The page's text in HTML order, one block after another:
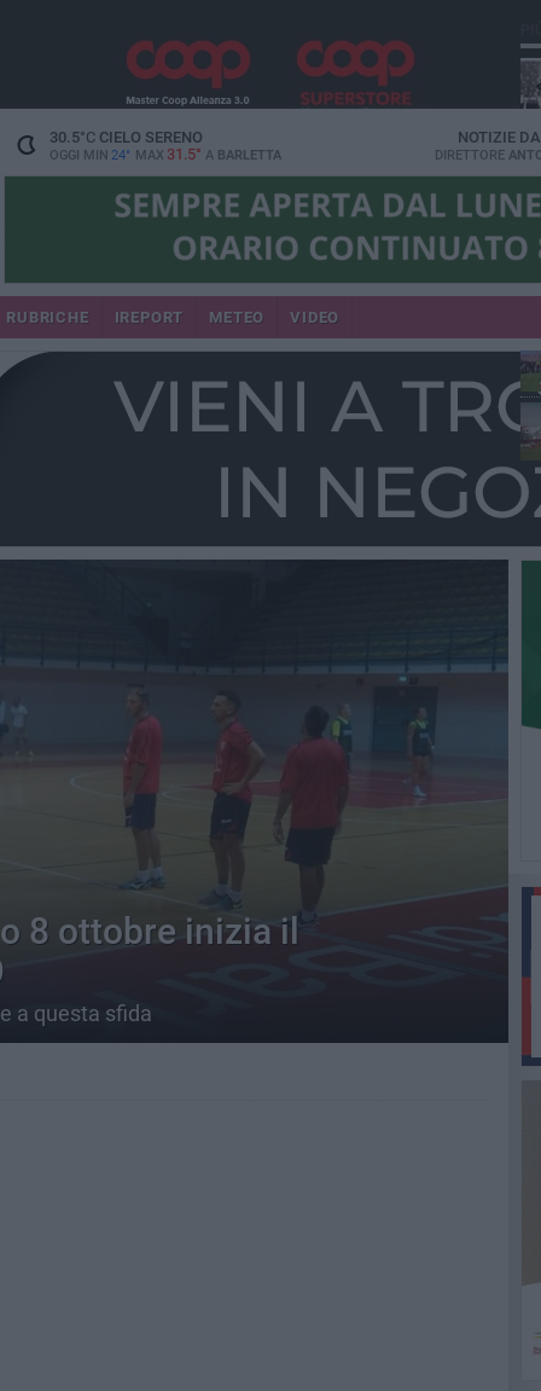
30.5°CCIELO SERENO
OGGI MIN 24° MAX 31.5° A BARLETTA
NOTIZIE
DIRETTORE
RUBRICHE IREPORT METEO VIDEO
8 ottobre inizia il
a questa sfida